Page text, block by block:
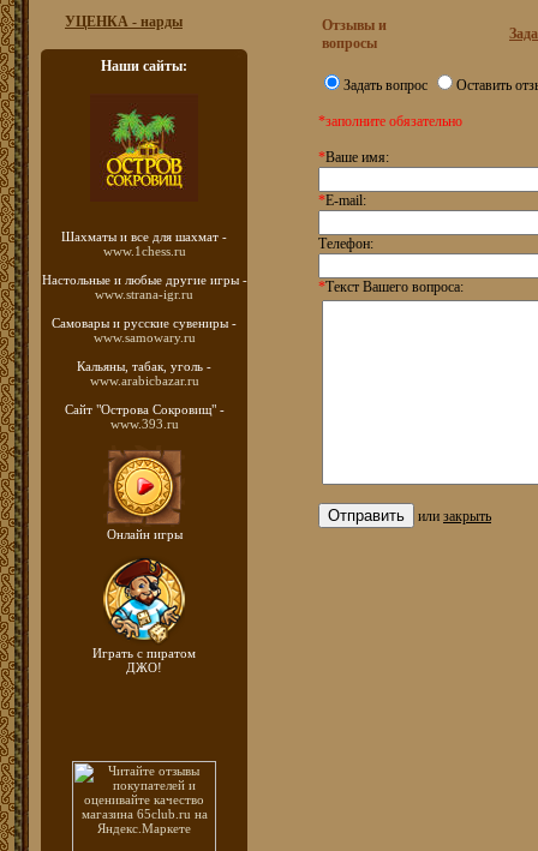
УЦЕНКА - нарды
Наши сайты:
Шахматы и все для шахмат -
www.1chess.ru
Настольные и любые другие игры -
www.strana-igr.ru
Самовары и русские сувениры -
www.samowary.ru
Кальяны, табак, уголь -
www.arabicbazar.ru
Сайт "Острова Сокровищ" -
www.393.ru
Онлайн игры
Играть с пиратом
ДЖО!
Отзывы и
вопросы
Задать вопрос Оставить
*заполните обязательно
*Ваше имя:
*E-mail:
Телефон:
*Текст Вашего вопроса:
или закрыть